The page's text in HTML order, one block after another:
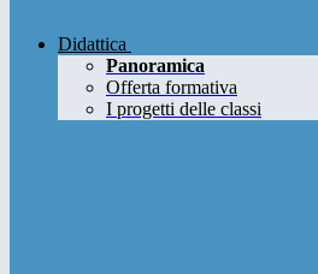
Didattica
Panoramica
Offerta formativa
I progetti delle classi